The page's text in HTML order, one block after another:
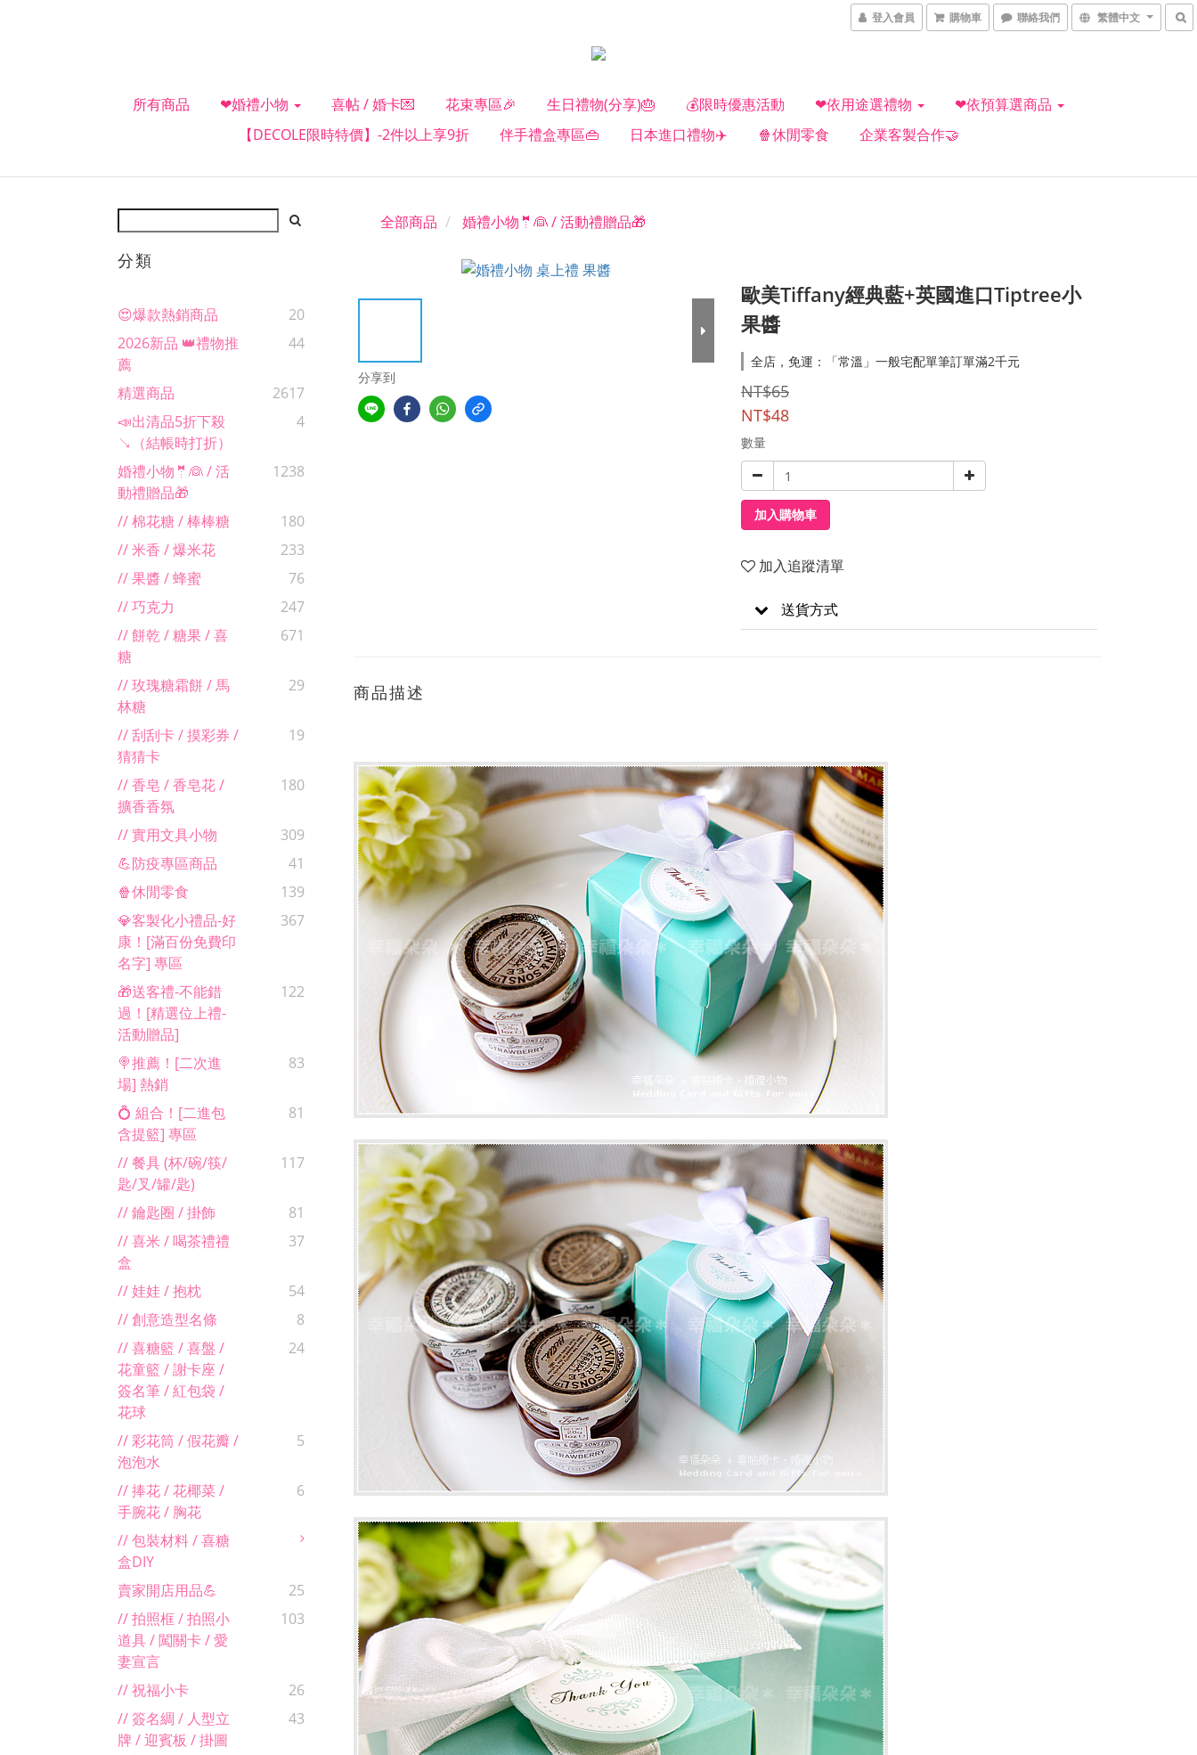
登入會員 購物車 聯絡我們 繁體中文
所有商品 ❤婚禮小物 喜帖 / 婚卡💌 花束專區🎉 生日禮物(分享)🎂 💰限時優惠活動 ❤依用途選禮物
❤依預算選商品
【DECOLE限時特價】-2件以上享9折
伴手禮盒專區👜 日本進口禮物✈️ 🍿休閒零食 企業客製合作🤝
分類
😍爆款熱銷商品
20
2026新品 👑禮物推
薦
44
精選商品
2617
📣出清品5折下殺
↘（結帳時打折）
4
婚禮小物🤵👰 / 活
動禮贈品🎁
1238
// 棉花糖 / 棒棒糖
180
// 米香 / 爆米花
233
// 果醬 / 蜂蜜
76
// 巧克力
247
// 餅乾 / 糖果 / 喜
糖
671
// 玫瑰糖霜餅 / 馬
林糖
29
// 刮刮卡 / 摸彩券 /
猜猜卡
19
// 香皂 / 香皂花 /
擴香香氛
180
// 實用文具小物
309
💪防疫專區商品
41
🍿休閒零食
139
💎客製化小禮品-好
康！[滿百份免費印
名字] 專區
367
🎁送客禮-不能錯
過！[精選位上禮-
活動贈品]
122
🍭推薦！[二次進
場] 熱銷
83
💍 組合！[二進包
含提籃] 專區
81
// 餐具 (杯/碗/筷/
匙/叉/罐/匙)
117
// 鑰匙圈 / 掛飾
81
// 喜米 / 喝茶禮禮
盒
37
// 娃娃 / 抱枕
54
// 創意造型名條
8
// 喜糖籃 / 喜盤 /
花童籃 / 謝卡座 /
簽名筆 / 紅包袋 /
花球
24
// 彩花筒 / 假花瓣 /
泡泡水
5
// 捧花 / 花椰菜 /
手腕花 / 胸花
6
// 包裝材料 / 喜糖
盒DIY
賣家開店用品💪
25
// 拍照框 / 拍照小
道具 / 闖關卡 / 愛
妻宣言
103
// 祝福小卡
26
// 簽名綢 / 人型立
牌 / 迎賓板 / 掛圖
43
全部商品 婚禮小物🤵👰 / 活動禮贈品🎁
分享到
歐美Tiffany經典藍+英國進口Tiptree小
果醬
全店，免運：「常溫」一般宅配單筆訂單滿2千元
NT$65
NT$48
數量
加入購物車
加入追蹤清單
送貨方式
商品描述